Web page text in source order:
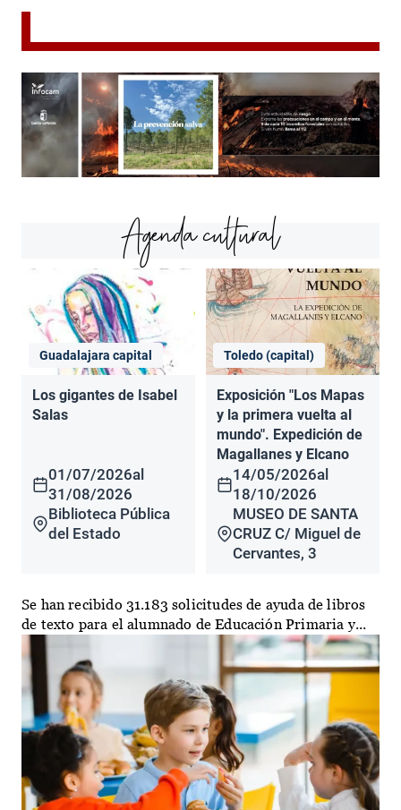
Agenda cultural
Guadalajara capital
Los gigantes de Isabel
Salas
01/07/2026al
31/08/2026
Biblioteca Pública
del Estado
Toledo (capital)
Exposición "Los Mapas
y la primera vuelta al
mundo". Expedición de
Magallanes y Elcano
14/05/2026al
18/10/2026
MUSEO DE SANTA
CRUZ C/ Miguel de
Cervantes, 3
Se han recibido 31.183 solicitudes de ayuda de libros
de texto para el alumnado de Educación Primaria y...